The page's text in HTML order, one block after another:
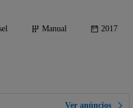
Manual 2017
Ver anúncios